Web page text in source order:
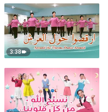
3:38